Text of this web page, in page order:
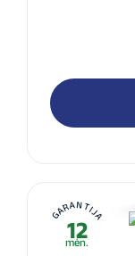
GARANTIJA
12
mėn.